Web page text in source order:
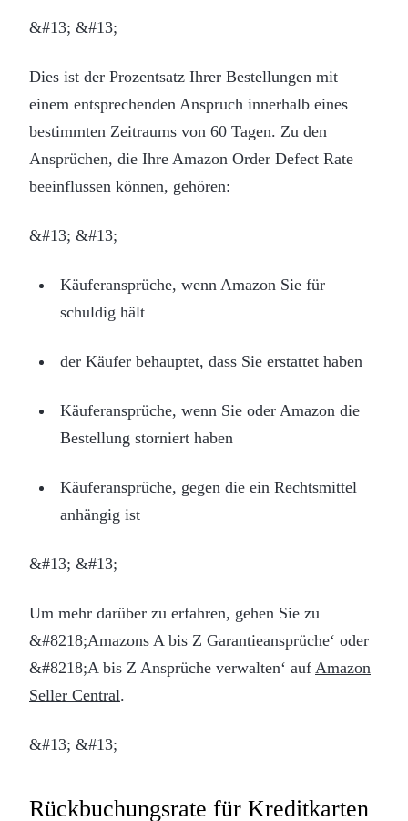
&#13; &#13;
Dies ist der Prozentsatz Ihrer Bestellungen mit
einem entsprechenden Anspruch innerhalb eines
bestimmten Zeitraums von 60 Tagen. Zu den
Ansprüchen, die Ihre Amazon Order Defect Rate
beeinflussen können, gehören:
&#13; &#13;
Käuferansprüche, wenn Amazon Sie für
schuldig hält
der Käufer behauptet, dass Sie erstattet haben
Käuferansprüche, wenn Sie oder Amazon die
Bestellung storniert haben
Käuferansprüche, gegen die ein Rechtsmittel
anhängig ist
&#13; &#13;
Um mehr darüber zu erfahren, gehen Sie zu
&#8218;Amazons A bis Z Garantieansprüche‘ oder
&#8218;A bis Z Ansprüche verwalten‘ auf Amazon
Seller Central.
&#13; &#13;
Rückbuchungsrate für Kreditkarten